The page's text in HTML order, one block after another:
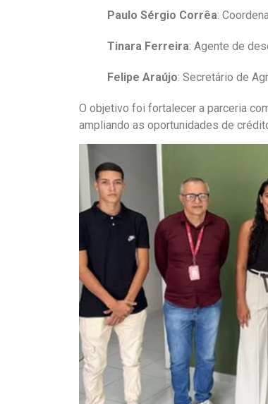
Paulo Sérgio Corrêa:
Tinara Ferreira: Agente de
Felipe Araújo: Secretário de
O objetivo foi fortalecer a parceria
ampliando as oportunidades de